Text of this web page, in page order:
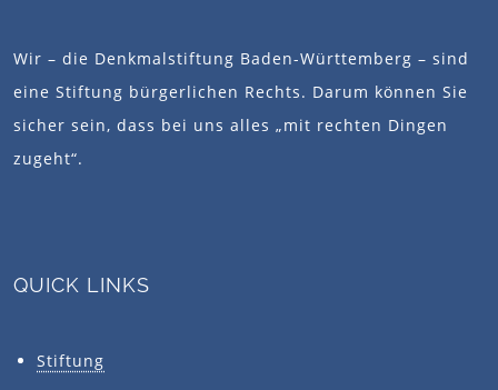
Wir – die Denkmalstiftung Baden-Württemberg – sind
eine Stiftung bürgerlichen Rechts. Darum können Sie
sicher sein, dass bei uns alles „mit rechten Dingen
zugeht“.
QUICK LINKS
Stiftung